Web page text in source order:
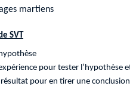
martiens
SVT
pour tester l’hypothèse
pour en tirer une conclusion